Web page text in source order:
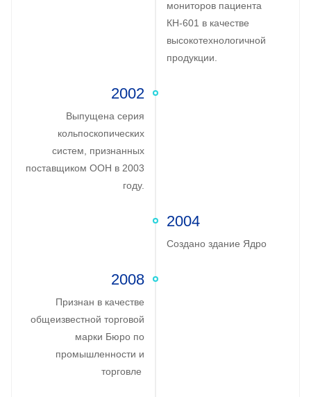
мониторов пациента
КН-601 в качестве
высокотехнологичной
продукции.
2002
Выпущена серия
кольпоскопических
систем, признанных
поставщиком ООН в 2003
году.
2004
Создано здание Ядро
2008
Признан в качестве
общеизвестной торговой
марки Бюро по
промышленности и
торговле